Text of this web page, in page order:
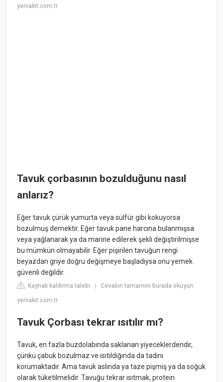
yeniakit.com.tr
Tavuk çorbasının bozulduğunu nasıl
anlarız?
Eğer tavuk çürük yumurta veya sülfür gibi kokuyorsa
bozulmuş demektir. Eğer tavuk pane harcına bulanmışsa
veya yağlanarak ya da marine edilerek şekli değiştirilmişse
bu mümkün olmayabilir. Eğer pişirilen tavuğun rengi
beyazdan griye doğru değişmeye başladıysa onu yemek
güvenli değildir.
Kaynak kaldırma talebi |Cevabın tamamını burada okuyun:
yeniakit.com.tr
Tavuk Çorbası tekrar ısıtılır mı?
Tavuk, en fazla buzdolabında saklanan yiyeceklerdendir,
çünkü çabuk bozulmaz ve ısıtıldığında da tadını
korumaktadır. Ama tavuk aslında ya taze pişmiş ya da soğuk
olarak tüketilmelidir. Tavuğu tekrar ısıtmak, protein